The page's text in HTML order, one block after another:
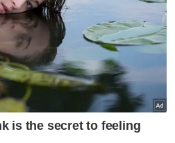
menjelang aksi terakhir
pasukan Piala Dunia,
skuad negara
terbaik untuk melakar
sukar, namun perlu